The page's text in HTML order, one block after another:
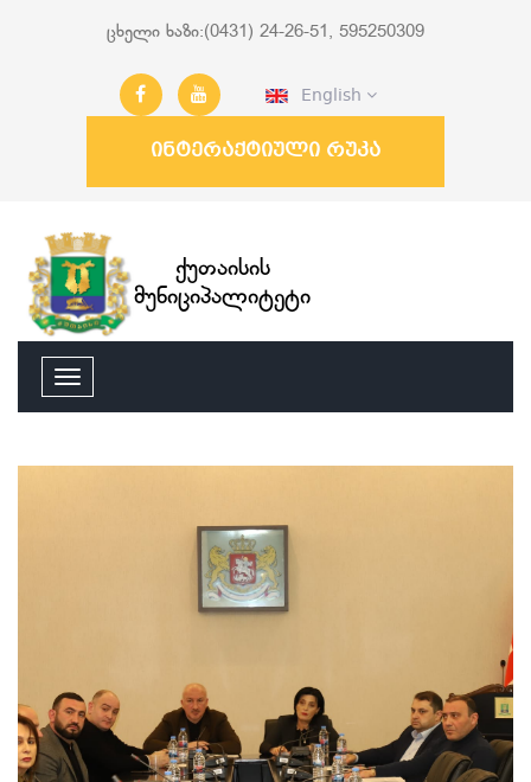
ცხელი ხაზი:(0431) 24-26-51, 595250309
English
ინტერაქტიული რუკა
ქუთაისის
მუნიციპალიტეტი